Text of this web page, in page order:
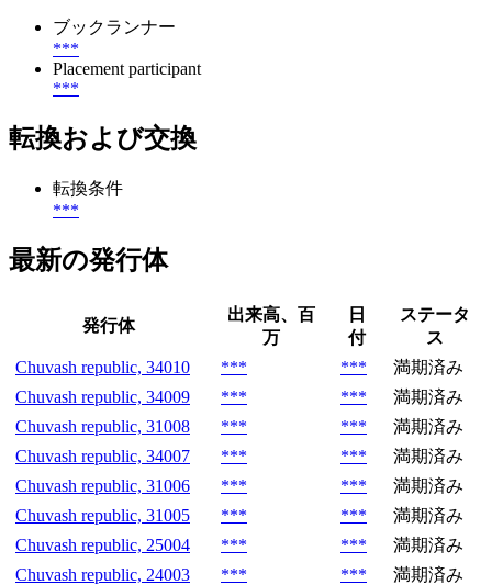
ブックランナー
***
Placement participant
***
転換および交換
転換条件
***
最新の発行体
発行体
出来高、百
万
日
付
ステータ
ス
Chuvash republic, 34010
*** ***
満期済み
Chuvash republic, 34009
*** ***
満期済み
Chuvash republic, 31008
*** ***
満期済み
Chuvash republic, 34007
*** ***
満期済み
Chuvash republic, 31006
*** ***
満期済み
Chuvash republic, 31005
*** ***
満期済み
Chuvash republic, 25004
*** ***
満期済み
Chuvash republic, 24003
*** ***
満期済み